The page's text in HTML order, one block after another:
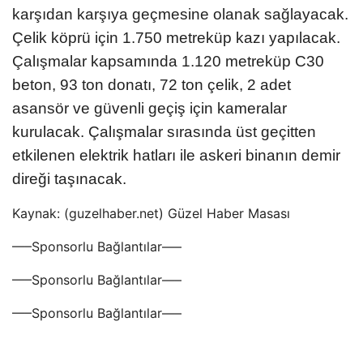
karşıdan karşıya geçmesine olanak sağlayacak.
Çelik köprü için 1.750 metreküp kazı yapılacak.
Çalışmalar kapsamında 1.120 metreküp C30
beton, 93 ton donatı, 72 ton çelik, 2 adet
asansör ve güvenli geçiş için kameralar
kurulacak. Çalışmalar sırasında üst geçitten
etkilenen elektrik hatları ile askeri binanın demir
direği taşınacak.
Kaynak: (guzelhaber.net) Güzel Haber Masası
—–Sponsorlu Bağlantılar—–
—–Sponsorlu Bağlantılar—–
—–Sponsorlu Bağlantılar—–